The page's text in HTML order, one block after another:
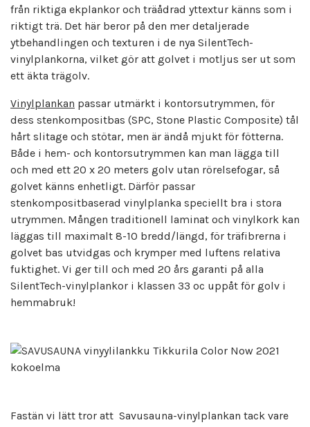
från riktiga ekplankor och träådrad yttextur känns som i
riktigt trä. Det här beror på den mer detaljerade
ytbehandlingen och texturen i de nya SilentTech-
vinylplankorna, vilket gör att golvet i motljus ser ut som
ett äkta trägolv.
Vinylplankan passar utmärkt i kontorsutrymmen, för
dess stenkompositbas (SPC, Stone Plastic Composite) tål
hårt slitage och stötar, men är ändå mjukt för fötterna.
Både i hem- och kontorsutrymmen kan man lägga till
och med ett 20 x 20 meters golv utan rörelsefogar, så
golvet känns enhetligt. Därför passar
stenkompositbaserad vinylplanka speciellt bra i stora
utrymmen. Mången traditionell laminat och vinylkork kan
läggas till maximalt 8-10 bredd/längd, för träfibrerna i
golvet bas utvidgas och krymper med luftens relativa
fuktighet. Vi ger till och med 20 års garanti på alla
SilentTech-vinylplankor i klassen 33 oc uppåt för golv i
hemmabruk!
Fastän vi lätt tror att Savusauna-vinylplankan tack vare